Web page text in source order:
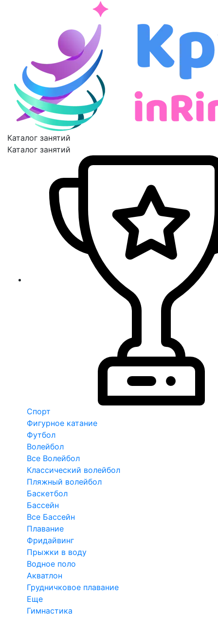
Каталог занятий
Каталог занятий
Спорт
Фигурное катание
Футбол
Волейбол
Все Волейбол
Классический волейбол
Пляжный волейбол
Баскетбол
Бассейн
Все Бассейн
Плавание
Фридайвинг
Прыжки в воду
Водное поло
Акватлон
Грудничковое плавание
Еще
Гимнастика